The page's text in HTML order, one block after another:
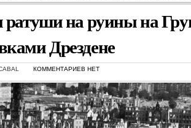
на руины на
Дрездене
КОММЕНТАРИЕВ НЕТ